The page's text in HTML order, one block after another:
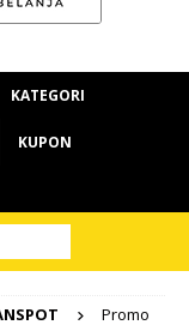
KATEGORI
KUPON
Promo